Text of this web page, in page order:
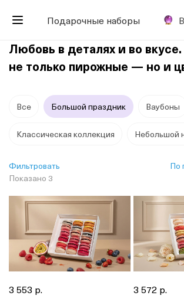
Подарочные наборы
Любовь в деталях и во
не только пирожные — но и
Все Большой праздник Ваубоны
Классическая коллекция Небольшой
Показано 3
Фильтровать По
3 553 р. 3 572 р.